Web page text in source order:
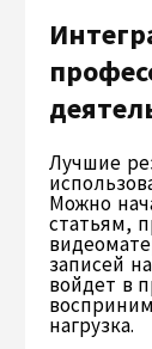
Лучшие
Можно
статьям,
записей
войдет в
нагрузка.